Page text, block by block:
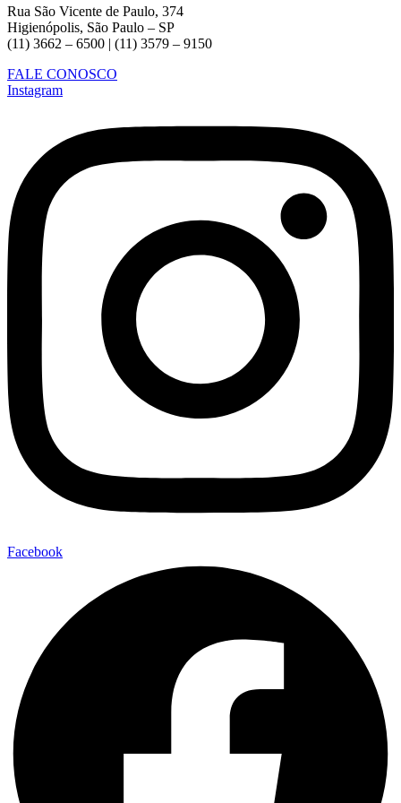
Rua São Vicente de Paulo, 374
Higienópolis, São Paulo – SP
(11) 3662 – 6500 | (11) 3579 – 9150
FALE CONOSCO
Instagram
Facebook